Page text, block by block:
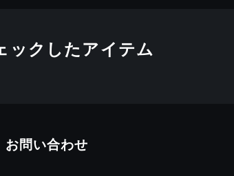
ックしたアイテム
お問い合わせ